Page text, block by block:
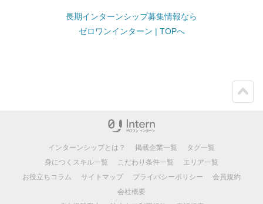
長期インターンシップ募集情報なら
ゼロワンインターン | TOPへ
インターンシップとは？ 掲載企業一覧
タグ一覧
身につくスキル一覧
こだわり条件一覧
エリア一覧
お役立ちコラム
サイトマップ プライバシーポリシー
会員規約
会社概要